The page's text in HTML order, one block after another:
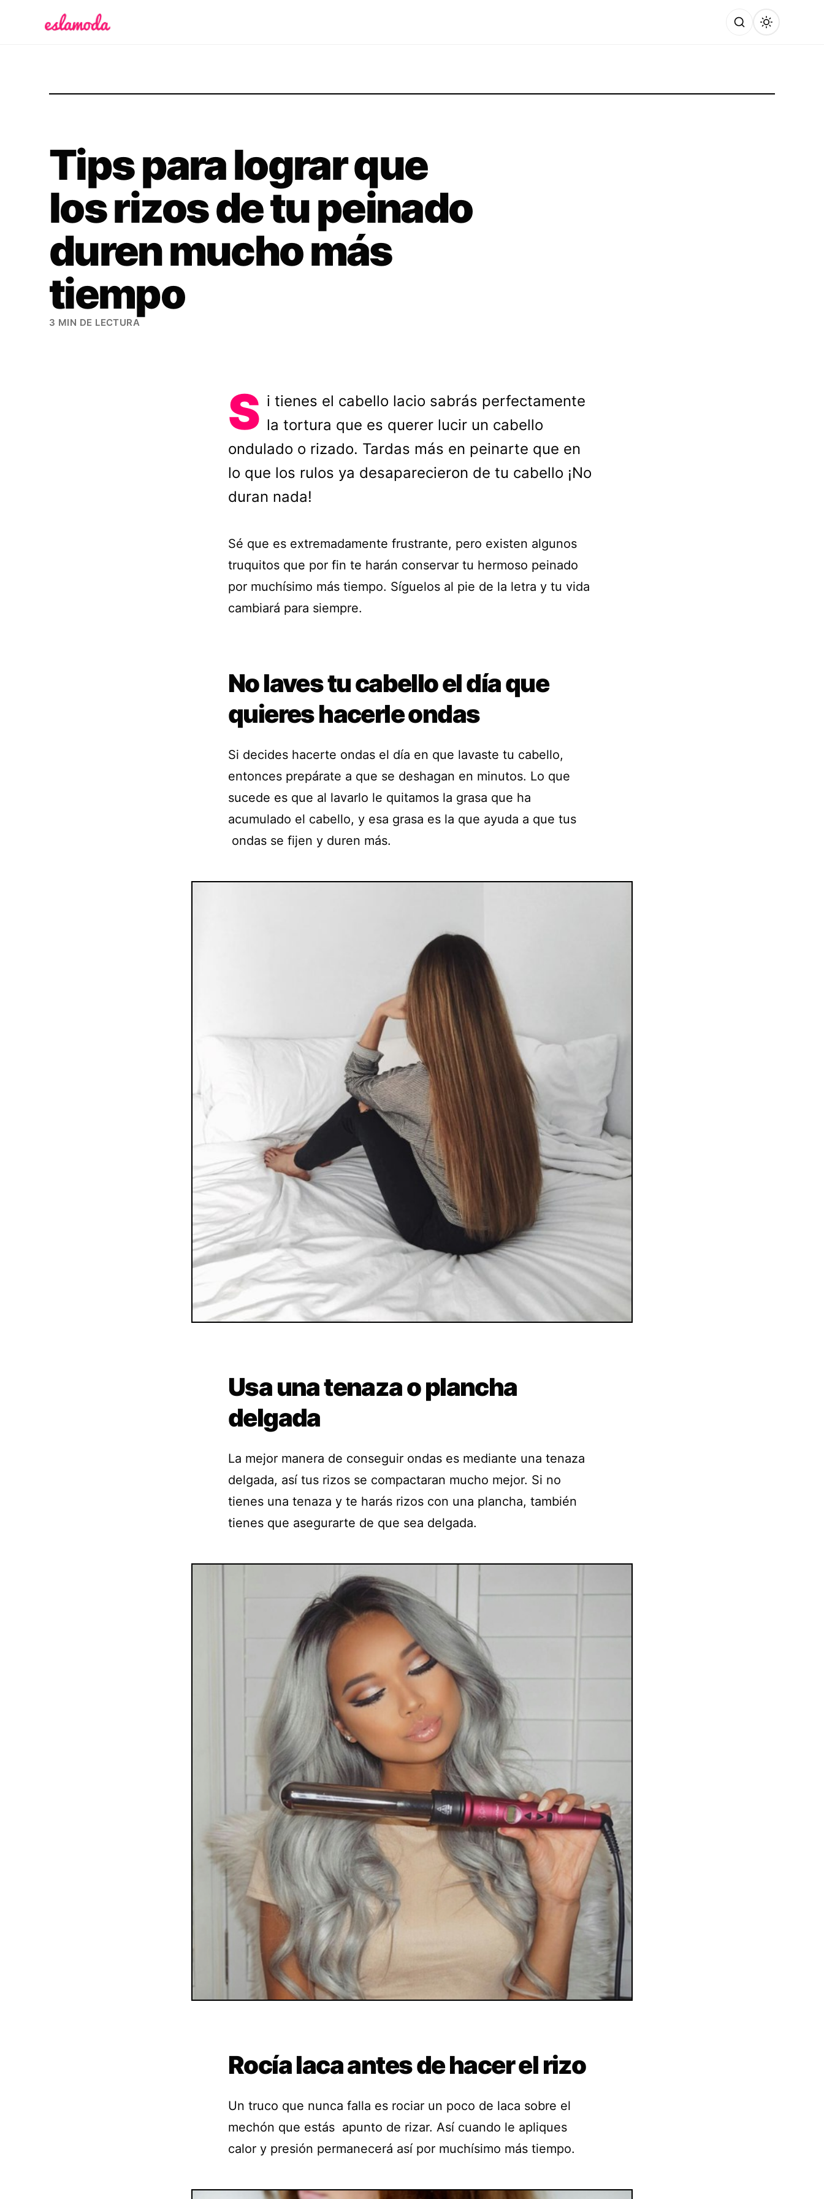
Tips para lograr que
los rizos de tu peinado
duren mucho más
tiempo
3 MIN DE LECTURA
S i tienes el cabello lacio sabrás perfectamente
la tortura que es querer lucir un cabello
ondulado o rizado. Tardas más en peinarte que en
lo que los rulos ya desaparecieron de tu cabello ¡No
duran nada!
Sé que es extremadamente frustrante, pero existen algunos
truquitos que por fin te harán conservar tu hermoso peinado
por muchísimo más tiempo. Síguelos al pie de la letra y tu vida
cambiará para siempre.
No laves tu cabello el día que
quieres hacerle ondas
Si decides hacerte ondas el día en que lavaste tu cabello,
entonces prepárate a que se deshagan en minutos. Lo que
sucede es que al lavarlo le quitamos la grasa que ha
acumulado el cabello, y esa grasa es la que ayuda a que tus
ondas se fijen y duren más.
Usa una tenaza o plancha
delgada
La mejor manera de conseguir ondas es mediante una tenaza
delgada, así tus rizos se compactaran mucho mejor. Si no
tienes una tenaza y te harás rizos con una plancha, también
tienes que asegurarte de que sea delgada.
Rocía laca antes de hacer el rizo
Un truco que nunca falla es rociar un poco de laca sobre el
mechón que estás apunto de rizar. Así cuando le apliques
calor y presión permanecerá así por muchísimo más tiempo.